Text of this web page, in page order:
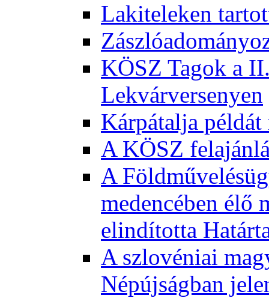
Lakiteleken
KÖSZ Tagok a
Lekvárversenyen
Kárpátalja példát
A KÖSZ
A
medencében élő
elindította
A szlovéniai
Népújságban